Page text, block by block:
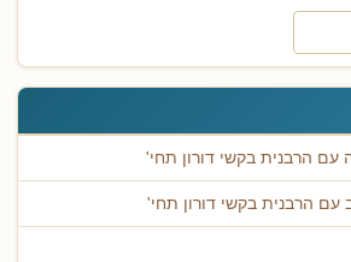
הרבנית בקשי דורון תחי'
הרבנית בקשי דורון תחי'